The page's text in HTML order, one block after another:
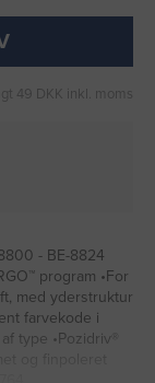
49 DKK inkl. moms
- BE-8824
program •For
med yderstruktur
farvekode i
type •Pozidriv®